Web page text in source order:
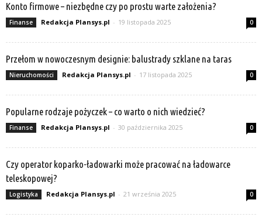
Konto firmowe – niezbędne czy po prostu warte założenia?
Finanse Redakcja Plansys.pl - 19 listopada 2025 0
Przełom w nowoczesnym designie: balustrady szklane na taras
Nieruchomości Redakcja Plansys.pl - 17 listopada 2025 0
Popularne rodzaje pożyczek – co warto o nich wiedzieć?
Finanse Redakcja Plansys.pl - 30 października 2025 0
Czy operator koparko-ładowarki może pracować na ładowarce
teleskopowej?
Logistyka Redakcja Plansys.pl - 21 września 2025 0